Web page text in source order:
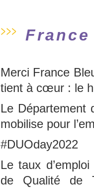
Merci France
tient à cœur : le
Le Département
mobilise pour
#DUOday2022
Le taux
de Qualité de